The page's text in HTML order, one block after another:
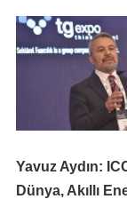
Yavuz Aydın:
Dünya, Akıllı